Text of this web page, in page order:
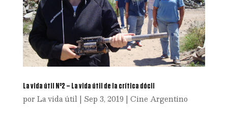
La vida útil N°2 – La vida útil de la crítica dócil
por La vida útil| Sep 3, 2019 | Cine Argentino